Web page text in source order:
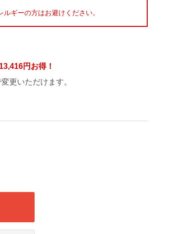
ギーの方はお避けください。
13,416円 お得！
更いただけます。